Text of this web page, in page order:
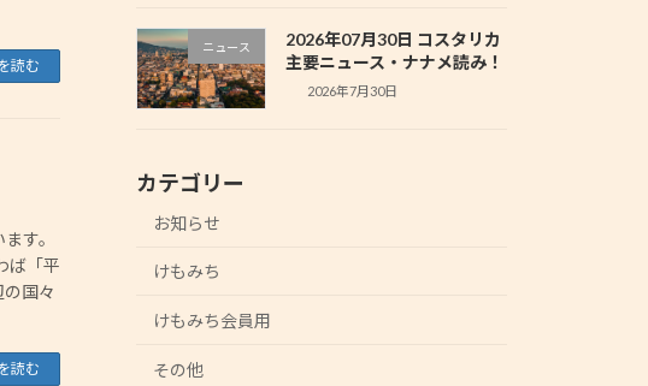
読む
す。
ば「平
国々
読む
ニュース
2026年07月30日 コスタリカ
主要ニュース・ナナメ読み！
2026年7月30日
カテゴリー
お知らせ
けもみち
けもみち会員用
その他